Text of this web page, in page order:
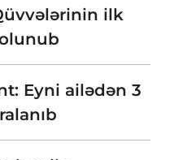
ilk
Eyni ailədən 3